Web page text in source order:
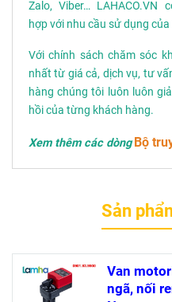
Zalo, Viber…
hợp với nhu cầu sử dụng
Với chính sách chăm sóc
nhất từ giá cả, dịch vụ, tư
hàng chúng tôi luôn luôn
hồi của từng khách hàng.
Xem thêm các dòng Bộ
Sản
Van
ngã, nối